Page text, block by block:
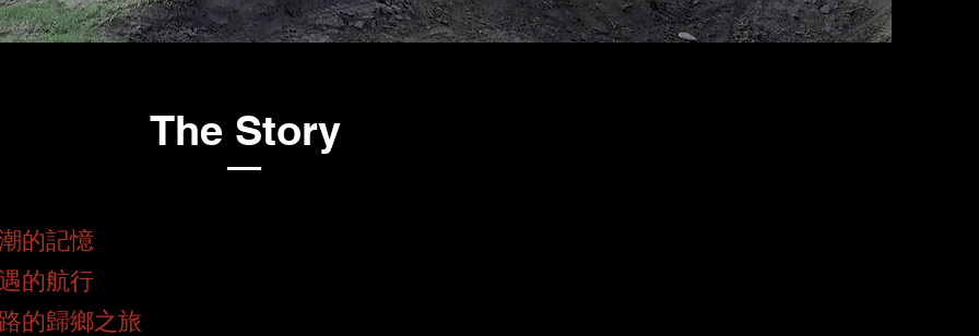
The Story
的記憶
的航行
的歸鄉之旅